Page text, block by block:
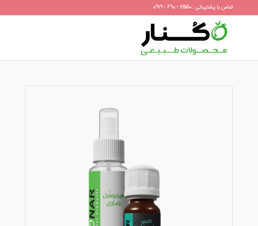
تماس با پشتیبانی : 2550 - 690 - 0919